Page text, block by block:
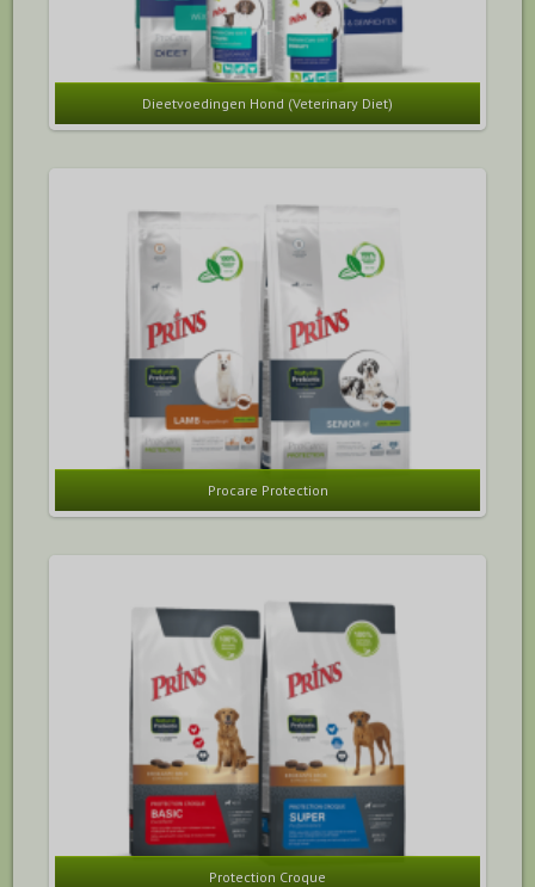
Dieetvoedingen Hond (Veterinary Diet)
Procare Protection
Protection Croque